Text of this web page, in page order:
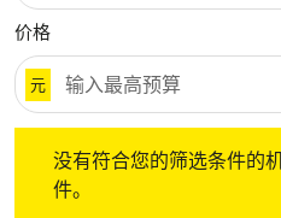
价格
元
没有符合您的筛选条件的
件。